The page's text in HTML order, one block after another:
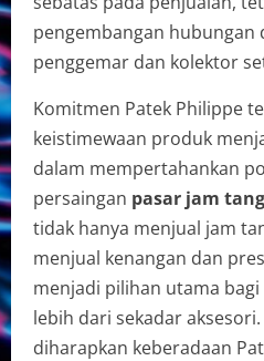
pengembangan hubungan
penggemar dan kolektor
Komitmen Patek Philippe
keistimewaan produk
dalam mempertahankan
persaingan pasar jam
tidak hanya menjual jam
menjual kenangan dan
menjadi pilihan utama
lebih dari sekadar
diharapkan keberadaan